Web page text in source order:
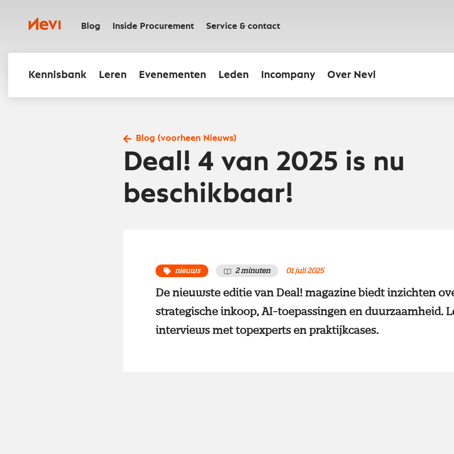
inhoudNevi Blog Inside Procurement Service & contact
Kennisbank Leren Evenementen Leden Incompany Over Nevi
Blog (voorheen Nieuws)
Deal! 4 van 2025 is nu
beschikbaar!
nieuws 2 minuten 01 juli 2025
De nieuwste editie van Deal! magazine biedt inzichten
strategische inkoop, AI-toepassingen en duurzaamheid.
interviews met topexperts en praktijkcases.